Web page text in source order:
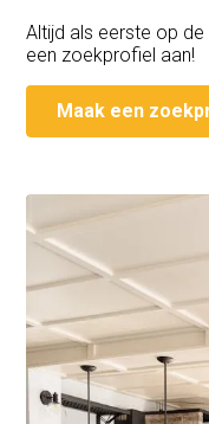
Altijd als eerste op
een zoekprofiel aan!
Maak een